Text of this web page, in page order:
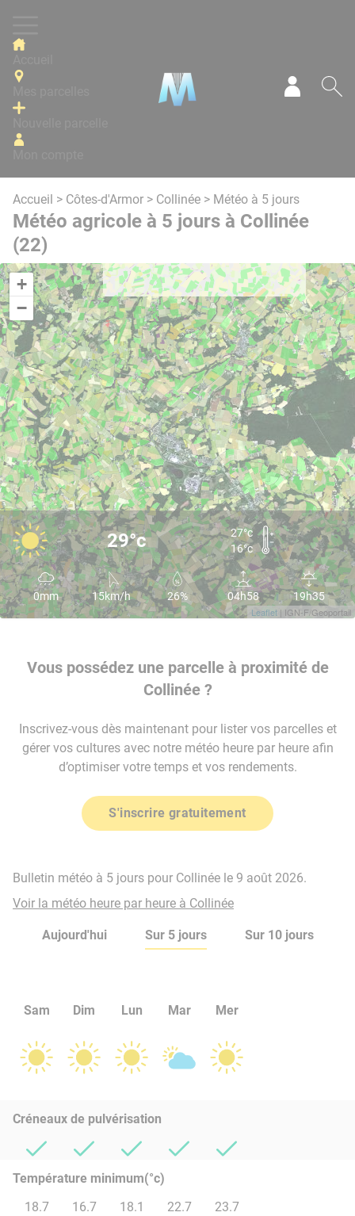
Accueil > Côtes-d'Armor > Collinée > Météo à 5 jours
Météo agricole à 5 jours à Collinée
(22)
+
−
Leaflet | IGN-F/Geoportail
29°c
27°c
16°c
0mm 15km/h 26% 04h58 19h35
Vous possédez une parcelle à proximité de
Collinée ?
Inscrivez-vous dès maintenant pour lister vos parcelles et
gérer vos cultures avec notre météo heure par heure afin
d’optimiser votre temps et vos rendements.
S'inscrire gratuitement
Bulletin météo à 5 jours pour Collinée le 9 août 2026.
Voir la météo heure par heure à Collinée
Aujourd'hui Sur 5 jours Sur 10 jours
Sam Dim Lun Mar Mer
Créneaux de pulvérisation
Température minimum(°c)
18.7
16.7 18.1 22.7 23.7